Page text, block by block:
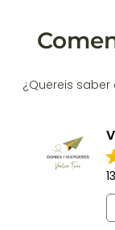
¿Quereis